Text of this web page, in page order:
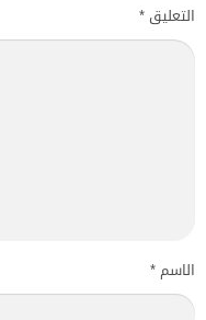
التعليق *
الاسم*